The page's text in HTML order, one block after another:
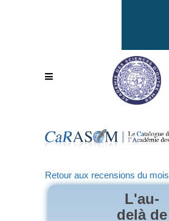
Retour aux recensions du mois
L'au-
delà de